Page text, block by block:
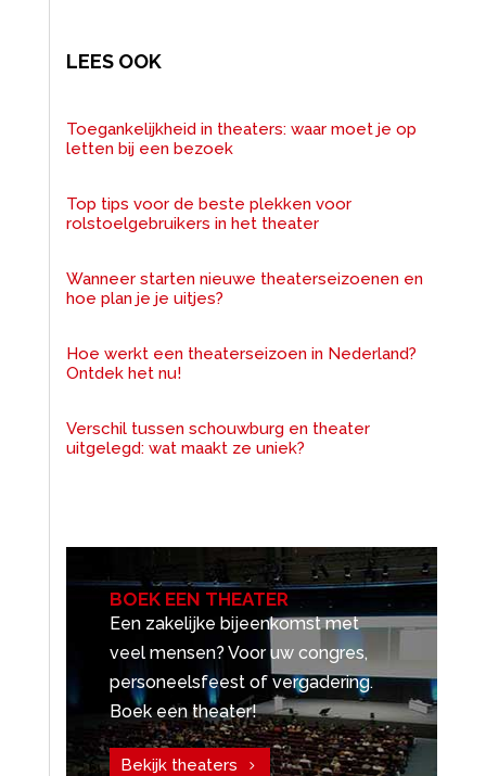
LEES OOK
Toegankelijkheid in theaters: waar moet je op
letten bij een bezoek
Top tips voor de beste plekken voor
rolstoelgebruikers in het theater
Wanneer starten nieuwe theaterseizoenen en
hoe plan je je uitjes?
Hoe werkt een theaterseizoen in Nederland?
Ontdek het nu!
Verschil tussen schouwburg en theater
uitgelegd: wat maakt ze uniek?
BOEK EEN THEATER
Een zakelijke bijeenkomst met
veel mensen? Voor uw congres,
personeelsfeest of vergadering.
Boek een theater!
Bekijk theaters